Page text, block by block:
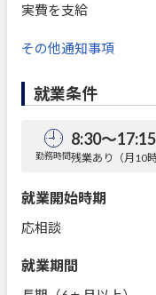
実費を支給
その他通知事項
就業条件
勤務時間
8:30～17:15
残業あり（月10時
就業開始時期
応相談
就業期間